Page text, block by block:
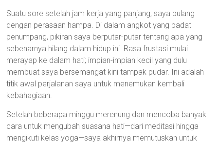
Suatu sore setelah jam kerja yang panjang, saya pulang
dengan perasaan hampa. Di dalam angkot yang padat
penumpang, pikiran saya berputar-putar tentang apa yang
sebenarnya hilang dalam hidup ini. Rasa frustasi mulai
merayap ke dalam hati; impian-impian kecil yang dulu
membuat saya bersemangat kini tampak pudar. Ini adalah
titik awal perjalanan saya untuk menemukan kembali
kebahagiaan.
Setelah beberapa minggu merenung dan mencoba banyak
cara untuk mengubah suasana hati—dari meditasi hingga
mengikuti kelas yoga—saya akhirnya memutuskan untuk